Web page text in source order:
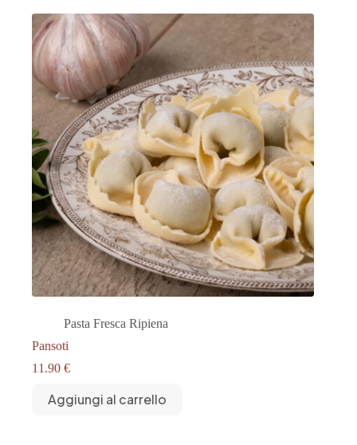
Pasta Fresca Ripiena
Pansoti
11.90 €
Aggiungi al carrello